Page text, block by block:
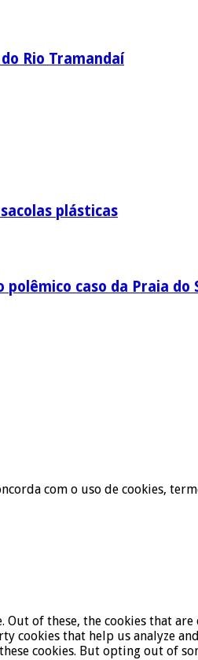
Rio Tramandaí
plásticas
caso da Praia do
com o uso de cookies,
of these, the cookies that
that help us analyze
cookies. But opting out of